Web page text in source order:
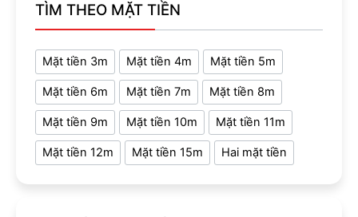
TÌM THEO MẶT TIỀN
Mặt tiền 3m Mặt tiền 4m Mặt tiền 5m
Mặt tiền 6m Mặt tiền 7m Mặt tiền 8m
Mặt tiền 9m Mặt tiền 10m Mặt tiền 11m
Mặt tiền 12m Mặt tiền 15m Hai mặt tiền